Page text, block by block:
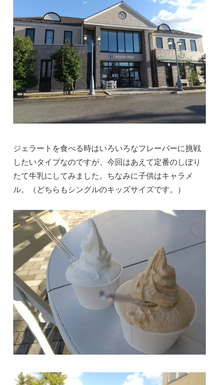
ジェラートを食べる時はいろいろなフレーバーに挑戦
したいタイプなのですが、今回はあえて定番のしぼり
たて牛乳にしてみました。ちなみに子供はキャラメ
ル。（どちらもシングルのキッズサイズです。）